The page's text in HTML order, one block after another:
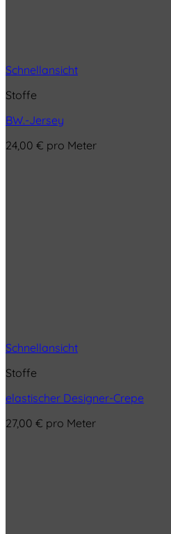
Schnellansicht
Stoffe
BW.-Jersey
24,00 € pro Meter
Schnellansicht
Stoffe
elastischer Designer-Crepe
27,00 € pro Meter